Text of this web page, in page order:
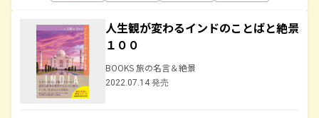
人生観が変わるインドのことばと絶景
１００
BOOKS 旅の名言＆絶景
2022.07.14 発売